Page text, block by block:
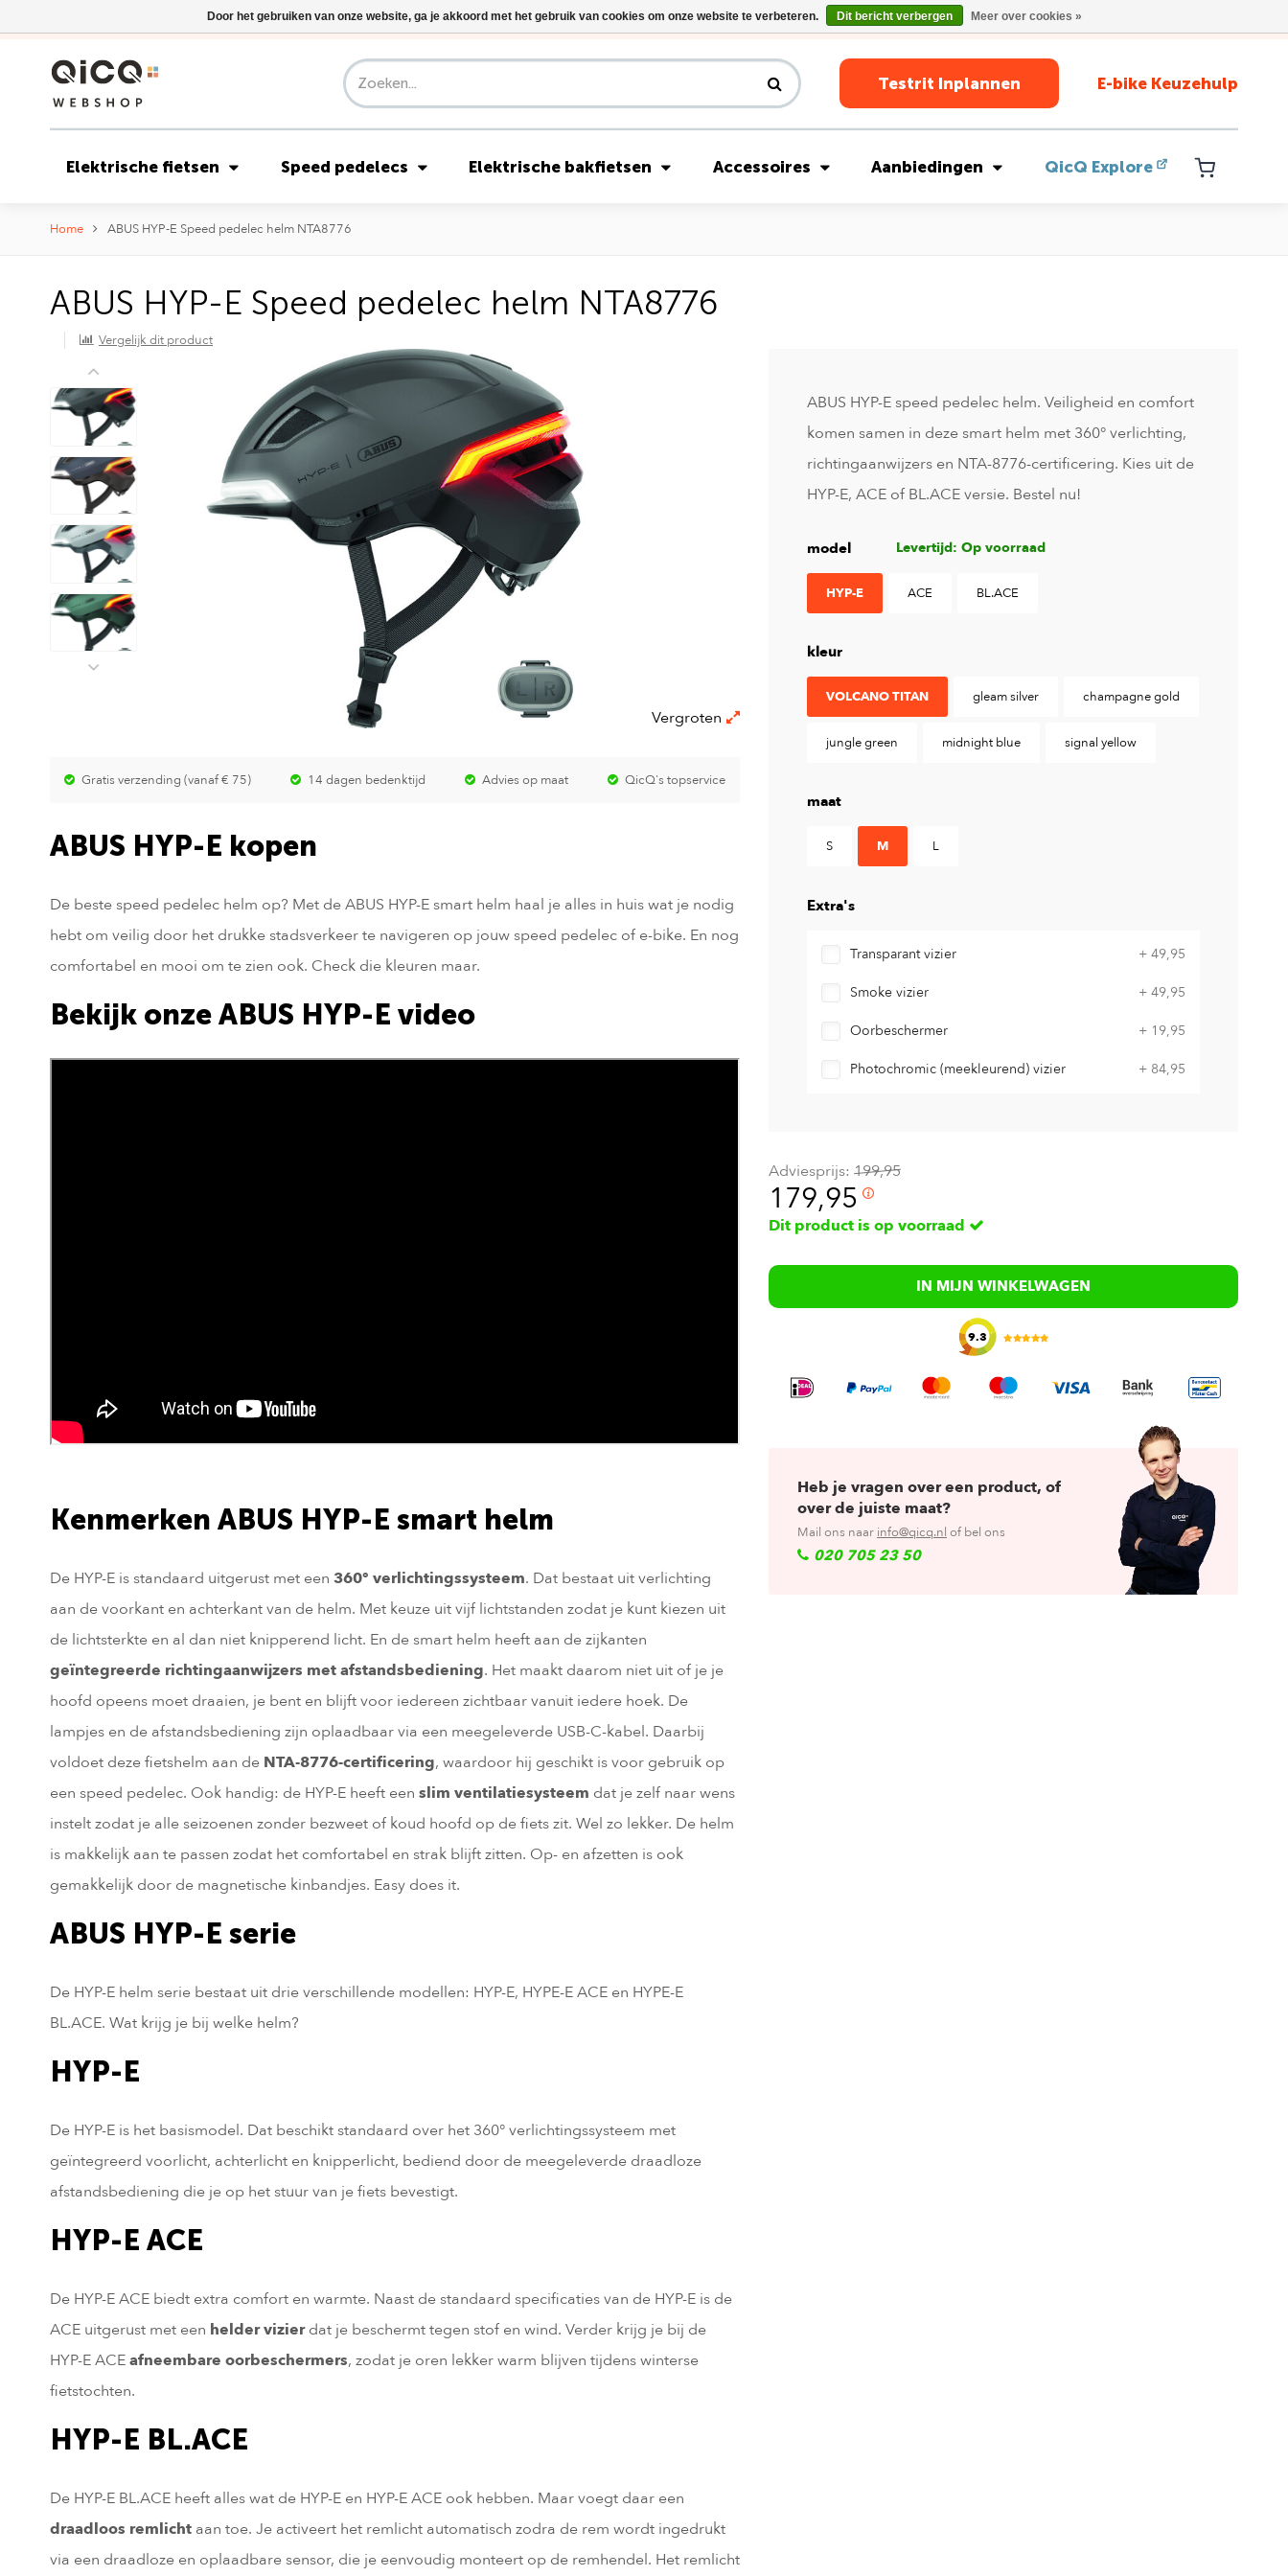
Riese & Müller Nevo5 Silent Core nu direct uit voorraad leverbaar!
Testrit Inplannen E-bike Keuzehulp
Elektrische fietsen Speed pedelecs Elektrische bakfietsen Accessoires Aanbiedingen QicQ Explore
Home ABUS HYP-E Speed pedelec helm NTA8776
ABUS HYP-E Speed pedelec helm NTA8776
Vergelijk dit product
Vergroten
Gratis verzending (vanaf € 75) 14 dagen bedenktijd Advies op maat QicQ's topservice
ABUS HYP-E kopen
De beste speed pedelec helm op? Met de ABUS HYP-E smart helm haal je alles in huis wat je nodig
hebt om veilig door het drukke stadsverkeer te navigeren op jouw speed pedelec of e-bike. En nog
comfortabel en mooi om te zien ook. Check die kleuren maar.
Bekijk onze ABUS HYP-E video
Kenmerken ABUS HYP-E smart helm
De HYP-E is standaard uitgerust met een 360° verlichtingssysteem. Dat bestaat uit verlichting
aan de voorkant en achterkant van de helm. Met keuze uit vijf lichtstanden zodat je kunt kiezen uit
de lichtsterkte en al dan niet knipperend licht. En de smart helm heeft aan de zijkanten
geïntegreerde richtingaanwijzers met afstandsbediening. Het maakt daarom niet uit of je je
hoofd opeens moet draaien, je bent en blijft voor iedereen zichtbaar vanuit iedere hoek. De
lampjes en de afstandsbediening zijn oplaadbaar via een meegeleverde USB-C-kabel. Daarbij
voldoet deze fietshelm aan de NTA-8776-certificering, waardoor hij geschikt is voor gebruik op
een speed pedelec. Ook handig: de HYP-E heeft een slim ventilatiesysteem dat je zelf naar wens
instelt zodat je alle seizoenen zonder bezweet of koud hoofd op de fiets zit. Wel zo lekker. De helm
is makkelijk aan te passen zodat het comfortabel en strak blijft zitten. Op- en afzetten is ook
gemakkelijk door de magnetische kinbandjes. Easy does it.
ABUS HYP-E serie
De HYP-E helm serie bestaat uit drie verschillende modellen: HYP-E, HYPE-E ACE en HYPE-E
BL.ACE. Wat krijg je bij welke helm?
HYP-E
De HYP-E is het basismodel. Dat beschikt standaard over het 360° verlichtingssysteem met
geïntegreerd voorlicht, achterlicht en knipperlicht, bediend door de meegeleverde draadloze
afstandsbediening die je op het stuur van je fiets bevestigt.
HYP-E ACE
De HYP-E ACE biedt extra comfort en warmte. Naast de standaard specificaties van de HYP-E is de
ACE uitgerust met een helder vizierdat je beschermt tegen stof en wind. Verder krijg je bij de
HYP-E ACEafneembare oorbeschermers, zodat je oren lekker warm blijven tijdens winterse
fietstochten.
HYP-E BL.ACE
De HYP-E BL.ACE heeft alles wat de HYP-E en HYP-E ACE ook hebben. Maar voegt daar een
draadloos remlicht aan toe. Je activeert het remlicht automatisch zodra de rem wordt ingedrukt
via een draadloze en oplaadbare sensor, die je eenvoudig monteert op de remhendel. Het remlicht
ABUS HYP-E speed pedelec helm. Veiligheid en comfort
komen samen in deze smart helm met 360° verlichting,
richtingaanwijzers en NTA-8776-certificering. Kies uit de
HYP-E, ACE of BL.ACE versie. Bestel nu!
model Levertijd: Op voorraad
HYP-E ACE BL.ACE
kleur
VOLCANO TITAN gleam silver champagne gold
jungle green midnight blue signal yellow
maat
S M L
Extra's
Transparant vizier + 49,95
Smoke vizier + 49,95
Oorbeschermer + 19,95
Photochromic (meekleurend) vizier + 84,95
Adviesprijs: 199,95
179,95
Dit product is op voorraad
IN MIJN WINKELWAGEN
9.3
Heb je vragen over een product, of
over de juiste maat?
Mail ons naar info@qicq.nl of bel ons
020 705 23 50
Door het gebruiken van onze website, ga je akkoord met het gebruik van cookies om onze website te verbeteren. Dit bericht verbergen Meer over cookies »